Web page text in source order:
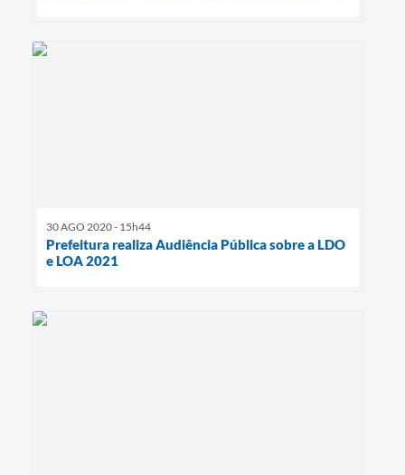
30 AGO 2020 - 15h44
Prefeitura realiza Audiência Pública sobre a LDO
e LOA 2021